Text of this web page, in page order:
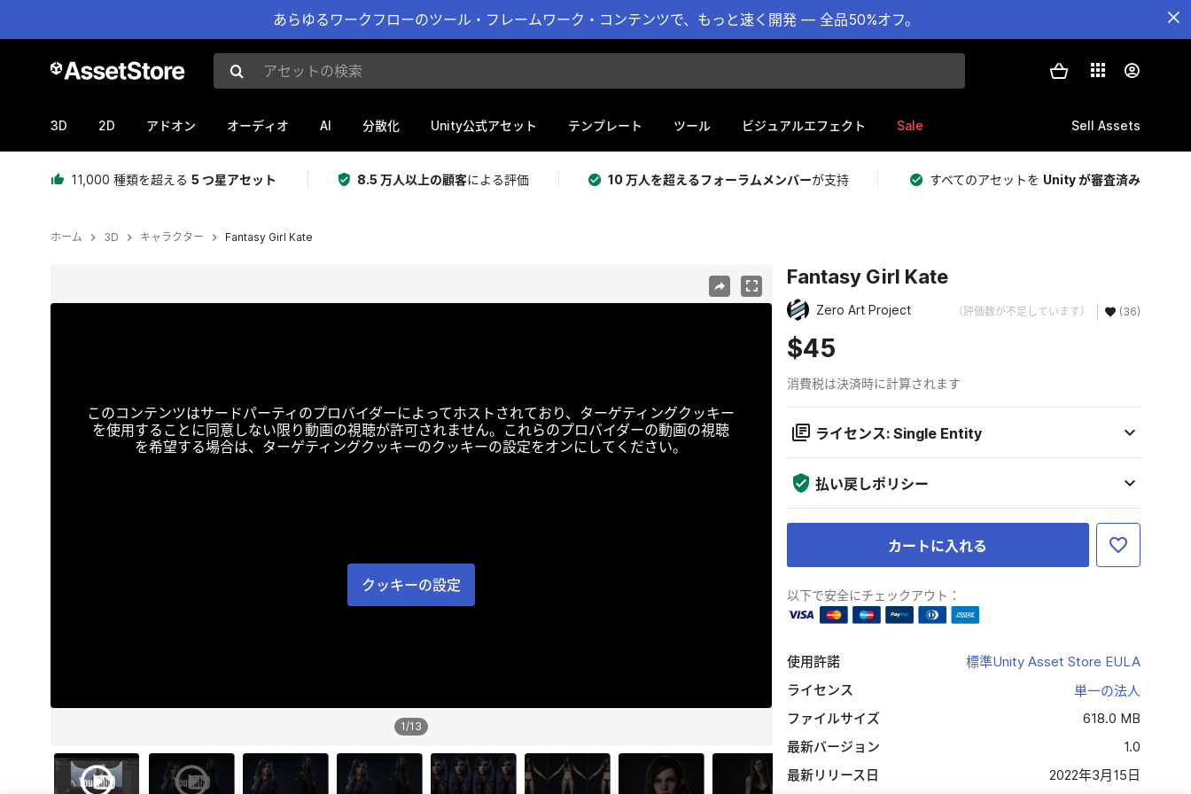
あらゆるワークフローのツール・フレームワーク・コンテンツで、もっと速く開発 — 全品50%オフ。
アセットの検索
3D 2D アドオン オーディオ AI 分散化 Unity公式アセット テンプレート ツール ビジュアルエフェクト Sale Sell Assets
11,000 種類を超える 5 つ星アセット 8.5 万人以上の顧客による評価 10 万人を超えるフォーラムメンバーが支持 すべてのアセットを Unity が審査済み
ホーム 3D キャラクター Fantasy Girl Kate
このコンテンツはサードパーティのプロバイダーによってホストされており、ターゲティングクッキー
を使用することに同意しない限り動画の視聴が許可されません。これらのプロバイダーの動画の視聴
を希望する場合は、ターゲティングクッキーのクッキーの設定をオンにしてください。
クッキーの設定
1/13
Fantasy Girl Kate
Zero Art Project （評価数が不足しています） (36)
$45
消費税は決済時に計算されます
ライセンス: Single Entity
払い戻しポリシー
カートに入れる
以下で安全にチェックアウト：
使用許諾
標準Unity Asset Store EULA
ライセンス
単一の法人
ファイルサイズ
618.0 MB
最新バージョン
1.0
最新リリース日
2022年3月15日